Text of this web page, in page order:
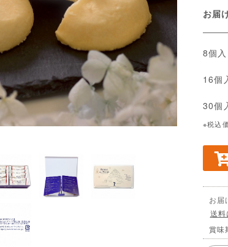
お届
8個入
16個
30個
※税込
お届
送
賞味